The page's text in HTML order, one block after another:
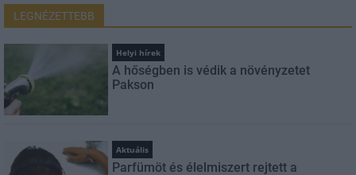
LEGNÉZETTEBB
Helyi hírek
A hőségben is védik a növényzetet
Pakson
Aktuális
Parfümöt és élelmiszert rejtett a